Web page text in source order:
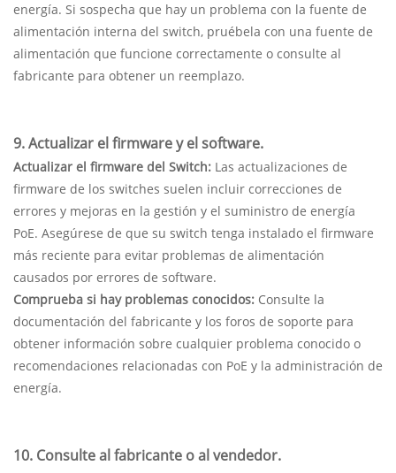
energía. Si sospecha que hay un problema con la fuente de
alimentación interna del switch, pruébela con una fuente de
alimentación que funcione correctamente o consulte al
fabricante para obtener un reemplazo.
9. Actualizar el firmware y el software.
Actualizar el firmware del Switch: Las actualizaciones de
firmware de los switches suelen incluir correcciones de
errores y mejoras en la gestión y el suministro de energía
PoE. Asegúrese de que su switch tenga instalado el firmware
más reciente para evitar problemas de alimentación
causados ​​por errores de software.
Comprueba si hay problemas conocidos: Consulte la
documentación del fabricante y los foros de soporte para
obtener información sobre cualquier problema conocido o
recomendaciones relacionadas con PoE y la administración de
energía.
10. Consulte al fabricante o al vendedor.